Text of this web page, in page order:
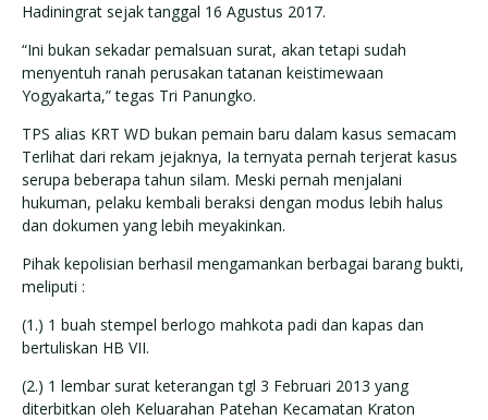
Hadiningrat sejak tanggal 16 Agustus 2017.
“Ini bukan sekadar pemalsuan surat, akan tetapi sudah
menyentuh ranah perusakan tatanan keistimewaan
Yogyakarta,” tegas Tri Panungko.
TPS alias KRT WD bukan pemain baru dalam kasus semacam
Terlihat dari rekam jejaknya, Ia ternyata pernah terjerat kasus
serupa beberapa tahun silam. Meski pernah menjalani
hukuman, pelaku kembali beraksi dengan modus lebih halus
dan dokumen yang lebih meyakinkan.
Pihak kepolisian berhasil mengamankan berbagai barang bukti,
meliputi :
(1.) 1 buah stempel berlogo mahkota padi dan kapas dan
bertuliskan HB VII.
(2.) 1 lembar surat keterangan tgl 3 Februari 2013 yang
diterbitkan oleh Keluarahan Patehan Kecamatan Kraton